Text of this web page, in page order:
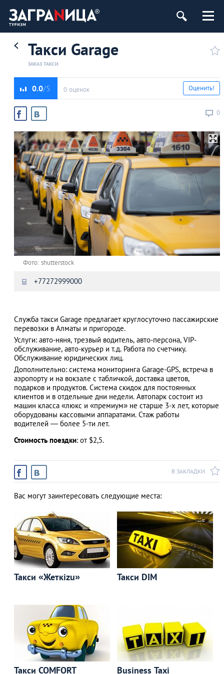
АЗАД
Такси Garage
ЗАКАЗ ТАКСИ
0.0 0 оценок
0
Оценить!
Фото: shutterstock
+77272999000
Служба такси Garage предлагает круглосуточно пассажирские
перевозки в Алматы и пригороде.
Услуги: авто-няня, трезвый водитель, авто-персона, VIP-
обслуживание, авто-курьер и т.д. Работа по счетчику.
Обслуживание юридических лиц.
Дополнительно: система мониторинга Garage-GPS, встреча в
аэропорту и на вокзале с табличкой, доставка цветов,
подарков и продуктов. Система скидок для постоянных
клиентов и в отдельные дни недели. Автопарк состоит из
машин класса «люкс и «премиум» не старше 3-х лет, которые
оборудованы кассовыми аппаратами. Стаж работы
водителей — более 5-ти лет.
Стоимость поездки: от $2,5.
В ЗАКЛАДКИ
Вас могут заинтересовать следующие места:
Такси «Жеткizu» Такси DIM
Такси COMFORT Business Taxi